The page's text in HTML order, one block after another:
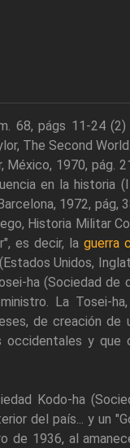
68, págs 11-24 (2)
The Second World
México, 1970, pág.
en la historia
1972, pág,
Historia Militar
es decir, la guerra
Unidos,
ha (Sociedad de
La Tosei-
de creación de
occidentales y que
Kodo-ha
del país... y un
de 1936, al